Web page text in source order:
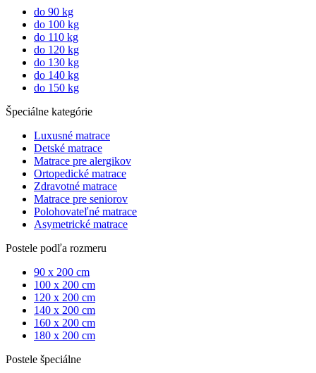
do 90 kg
do 100 kg
do 110 kg
do 120 kg
do 130 kg
do 140 kg
do 150 kg
Špeciálne kategórie
Luxusné matrace
Detské matrace
Matrace pre alergikov
Ortopedické matrace
Zdravotné matrace
Matrace pre seniorov
Polohovateľné matrace
Asymetrické matrace
Postele podľa rozmeru
90 x 200 cm
100 x 200 cm
120 x 200 cm
140 x 200 cm
160 x 200 cm
180 x 200 cm
Postele špeciálne